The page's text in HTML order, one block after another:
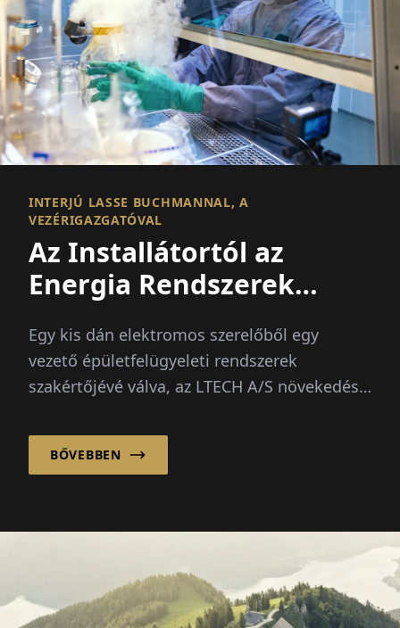
INTERJÚ LASSE BUCHMANNAL, A
VEZÉRIGAZGATÓVAL
Az Installátortól az
Energia Rendszerek
Egy kis dán elektromos szerelőből egy
vezető épületfelügyeleti rendszerek
szakértőjévé válva, az LTECH A/S növekedése
BŐVEBBEN